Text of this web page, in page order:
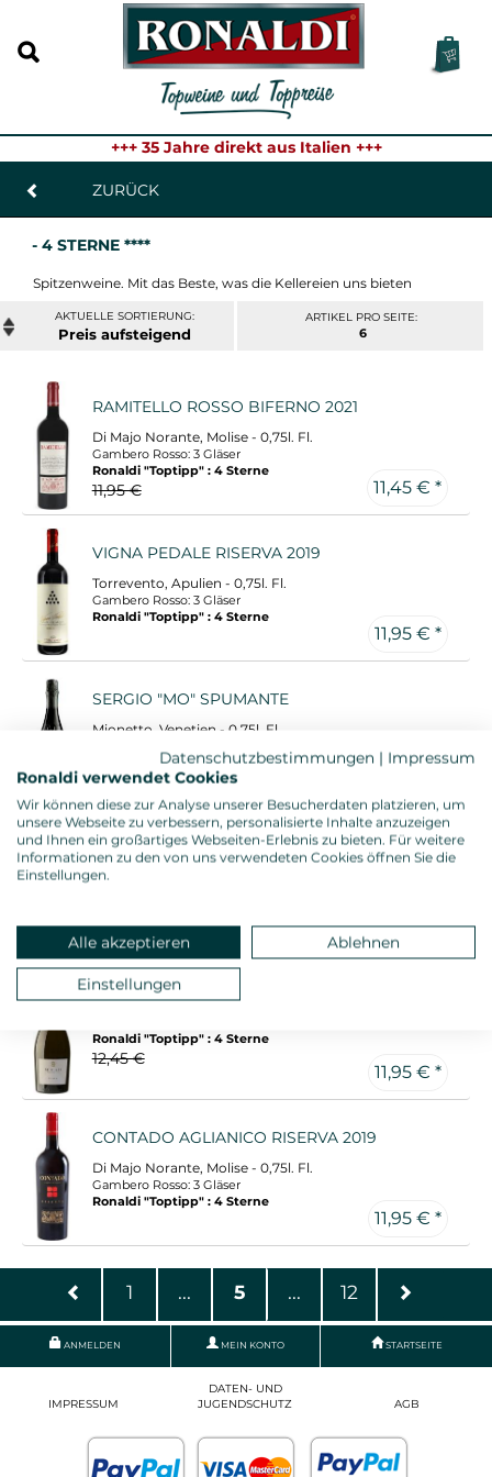
+++ 35 Jahre direkt aus Italien +++
ZURÜCK
- 4 STERNE ****
Spitzenweine. Mit das Beste, was die Kellereien uns bieten
Preis
ARTIKEL PRO SEITE:
6
RAMITELLO ROSSO BIFERNO 2021
Di Majo Norante, Molise - 0,75l. Fl.
Gambero Rosso: 3 Gläser
Ronaldi "Toptipp" : 4 Sterne
11,95 € 11,45 € *
VIGNA PEDALE RISERVA 2019
Torrevento, Apulien - 0,75l. Fl.
Gambero Rosso: 3 Gläser
Ronaldi "Toptipp" : 4 Sterne
11,95 € *
SERGIO "MO" SPUMANTE
Mionetto, Venetien - 0,75l. Fl.
SERGIO ROSE "MO" SPUMANTE
Mionetto, Venetien - 0,75l. Fl.
11,95 € *
LUGANA PREMIUM 2025
Ronaldi "Toptipp" : 4 Sterne
12,45 €
11,95 € *
CONTADO AGLIANICO RISERVA 2019
Di Majo Norante, Molise - 0,75l. Fl.
Gambero Rosso: 3 Gläser
Ronaldi "Toptipp" : 4 Sterne
11,95 € *
1 ... 5 ... 12
ANMELDEN MEIN KONTO STARTSEITE
IMPRESSUM
DATEN- UND
JUGENDSCHUTZ
AGB
Datenschutzbestimmungen | Impressum
Ronaldi verwendet Cookies
Wir können diese zur Analyse unserer Besucherdaten platzieren, um
unsere Webseite zu verbessern, personalisierte Inhalte anzuzeigen
und Ihnen ein großartiges Webseiten-Erlebnis zu bieten. Für weitere
Informationen zu den von uns verwendeten Cookies öffnen Sie die
Einstellungen.
Alle akzeptieren Ablehnen
Einstellungen